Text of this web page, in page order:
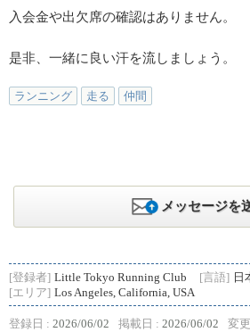
入会金や出欠席の確認はありません。
是非、一緒に良い汗を流しましょう。
ランニング 走る 仲間
メッセージを
[登録者] Little Tokyo Running Club [言語] 日
[エリア] Los Angeles, California, USA
登録日 : 2026/06/02 掲載日 : 2026/06/02 変